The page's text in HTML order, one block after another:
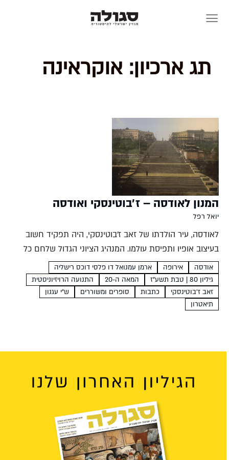
תג ארכיון: אוקראינה
המנון לאודסה – ז׳בוטינסקי ואודסה
יואל רפל
לאודסה, עיר הולדתו של זאב ז'בוטינסקי, היה תפקיד חשוב
בעיצוב אופיו ותפיסת עולמו. המנהיג הציוני הגדול שלחם כל
חייו למען ארץ ישראל הותיר בלבו פינה חמה לעיר הרוסית
הקוסמופוליטית שאליה ערג בכל נימי לבו, ושילב...
אודסה אירופה
ארמן עמנואל דו פלסי דוכס רישליה
גיליון 80 | טבת תשע"ז
המאה ה-20
התנועה הרויזיוניסטית
זאב ז'בוטינסקי
כתבות סופרים ומשוררים
ש"י עגנון
תיאטרון